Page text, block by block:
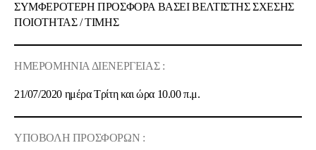
ΣΥΜΦΕΡΟΤΕΡΗ ΠΡΟΣΦΟΡΑ ΒΑΣΕΙ ΒΕΛΤΙΣΤΗΣ ΣΧΕΣΗΣ
ΠΟΙOΤΗΤΑΣ / ΤΙΜΗΣ
ΗΜΕΡΟΜΗΝΙΑ ΔΙΕΝΕΡΓΕΙΑΣ :
21/07/2020 ημέρα Τρίτη και ώρα 10.00 π.μ.
ΥΠΟΒΟΛΗ ΠΡΟΣΦΟΡΩΝ :